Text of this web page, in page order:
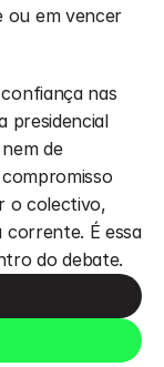
ou em vencer
nas
presidencial
de
o colectivo,
corrente. É essa
do debate.